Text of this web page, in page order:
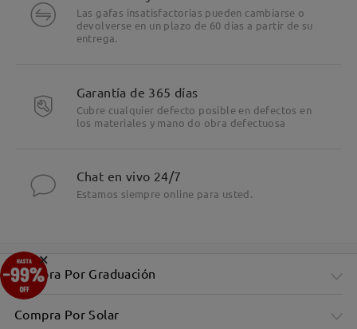
Las gafas insatisfactorias pueden cambiarse o
devolverse en un plazo de 60 días a partir de su
entrega.
Garantía de 365 días
Cubre cualquier defecto posible en defectos en
los materiales y mano do obra defectuosa
Chat en vivo 24/7
Estamos siempre online para usted.
Compra Por Graduación
Compra Por Solar
×